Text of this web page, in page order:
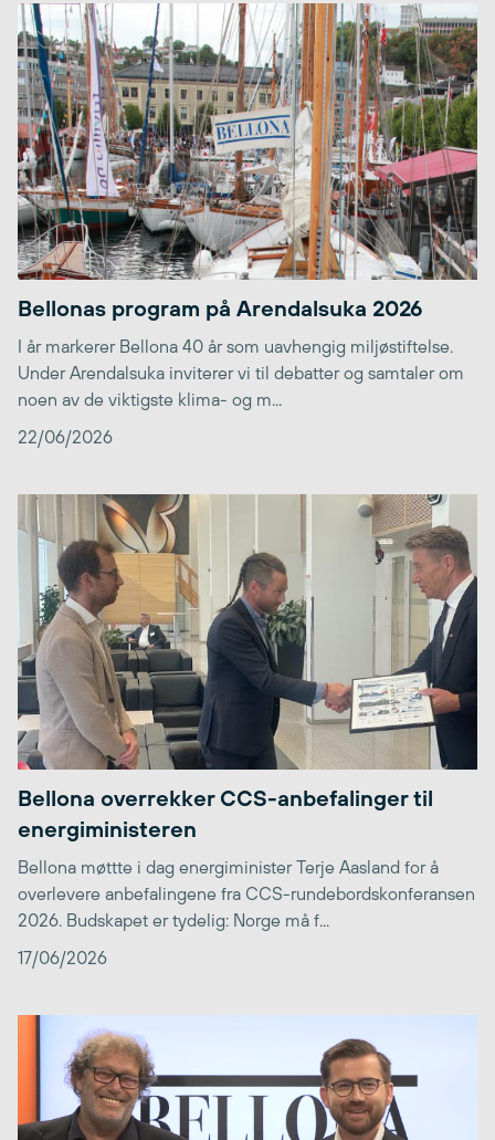
Bellonas program på Arendalsuka 2026
I år markerer Bellona 40 år som uavhengig miljøstiftelse.
Under Arendalsuka inviterer vi til debatter og samtaler om
noen av de viktigste klima- og m...
22/06/2026
Bellona overrekker CCS-anbefalinger til
energiministeren
Bellona møttte i dag energiminister Terje Aasland for å
overlevere anbefalingene fra CCS-rundebordskonferansen
2026. Budskapet er tydelig: Norge må f...
17/06/2026